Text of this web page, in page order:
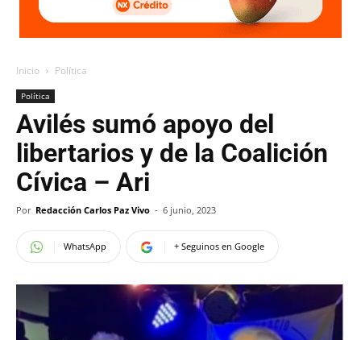
Inicio Política
Política
Avilés sumó apoyo del
libertarios y de la Coalición
Cívica – Ari
Por Redacción Carlos Paz Vivo - 6 junio, 2023
WhatsApp + Seguinos en Google